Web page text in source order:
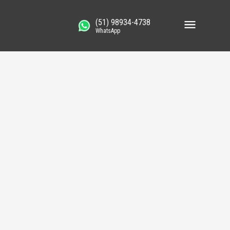
(51) 98934-4738
WhatsApp